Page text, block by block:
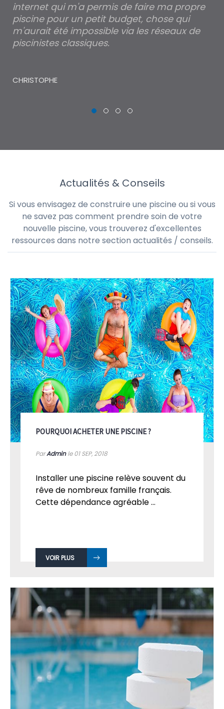
internet qui m'a permis de faire ma propre
piscine pour un petit budget, chose qui
m'aurait été impossible via les réseaux de
piscinistes classiques.
CHRISTOPHE
Actualités & Conseils
Si vous envisagez de construire une piscine ou si vous
ne savez pas comment prendre soin de votre
nouvelle piscine, vous trouverez d'excellentes
ressources dans notre section actualités / conseils.
POURQUOI ACHETER UNE PISCINE ?
ParAdminle 01SEP, 2018
Installer une piscine relève souvent du
rêve de nombreux famille français.
Cette dépendance agréable ...
VOIR PLUS